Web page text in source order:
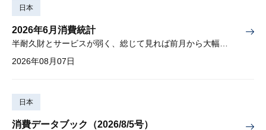
日本
2026年6月消費統計
半耐久財とサービスが弱く、総じて見れば前月から大幅に減少
2026年08月07日
日本
消費データブック（2026/8/5号）